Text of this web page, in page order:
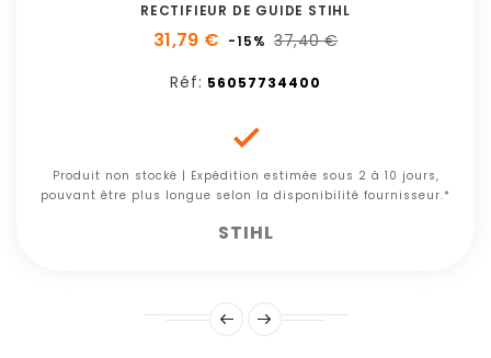
RECTIFIEUR DE GUIDE STIHL
31,79 € -15% 37,40 €
Réf: 56057734400

Produit non stocké | Expédition estimée sous 2 à 10 jours,
pouvant être plus longue selon la disponibilité fournisseur.*
STIHL